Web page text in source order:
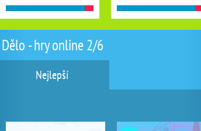
Dělo - hry online 2/6
Nejlepší